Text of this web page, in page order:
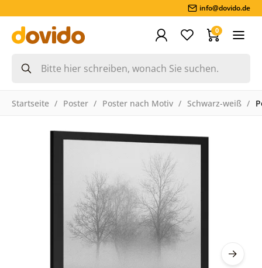
info@dovido.de
0
Startseite Poster Poster nach Motiv Schwarz-weiß